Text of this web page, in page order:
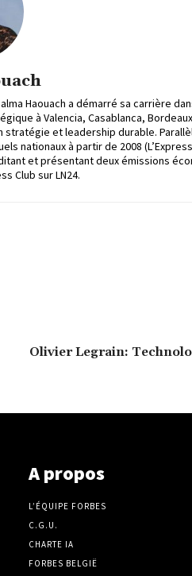
Haouach a démarré sa carrière
à Valencia, Casablanca,
stratégie et leadership durable.
nationaux à partir de 2008
et présentant deux émissions
Club sur LN24.
Olivier Legrain:
A propos
L’ÉQUIPE FORBES
C.G.U.
CHARTE IA
FORBES BELGIË